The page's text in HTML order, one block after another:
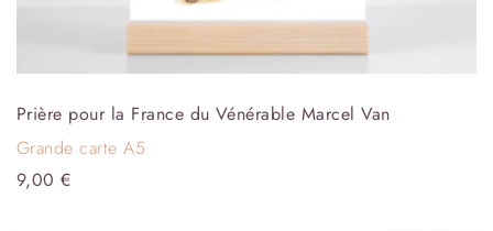
Prière pour la France du Vénérable Marcel Van
Grande carte A5
9,00€